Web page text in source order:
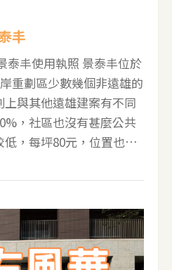
丰
丰使用執照 景泰丰位於
重劃區少數幾個非遠雄的
與其他遠雄建案有不同
，社區也沒有甚麼公共
，每坪80元，位置也相
局都很方正。 51坪卻只
房正面光之公園，特色是
計，共有三套衛浴，兩套
以看到公園，晚上洗澡是